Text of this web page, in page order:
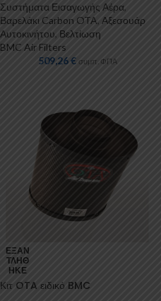
Συστήματα Εισαγωγής Αέρα,
Βαρελάκι Carbon OTA, Αξεσουάρ
Αυτοκινήτου, Βελτίωση
BMC Air Filters
509,26€ συμπ. ΦΠΑ
ΕΞΑΝ
ΤΛΉΘ
ΗΚΕ
Κιτ OTA ειδικό BMC